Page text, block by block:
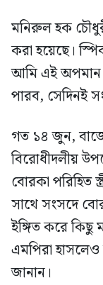
মনিরুল হক
করা হয়েছে।
আমি এই অপমান
পারব, সেদিনই
গত ১৪ জুন,
বিরোধীদলীয়
বোরকা পরিহিত
সাথে সংসদে
ইঙ্গিত করে কিছু
এমপিরা হাসলেও
জানান।